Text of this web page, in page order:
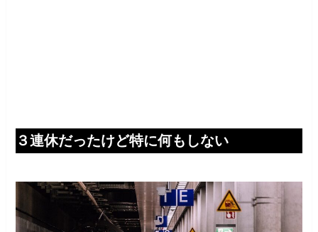
３連休だったけど特に何もしない